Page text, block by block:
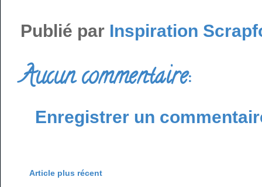
Publié par Inspiration
Aucun commentaire:
Enregistrer un
Article plus récent